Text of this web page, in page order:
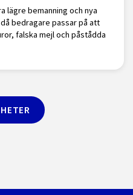
lägre bemanning och nya
bedragare passar på att
falska mejl och påstådda